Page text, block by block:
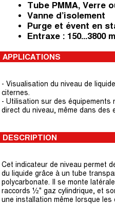
Tube PMMA, Verre
Vanne d’isolement
Purge et évent en
Entraxe : 150...3800
APPLICATIONS
- Visualisation du niveau de
citernes.
- Utilisation sur des équipements
direct du niveau, même dans des
DESCRIPTION
Cet indicateur de niveau permet
du liquide grâce à un tube
polycarbonate. Il se monte
raccords ½" gaz cylindrique, et
une installation même lorsque